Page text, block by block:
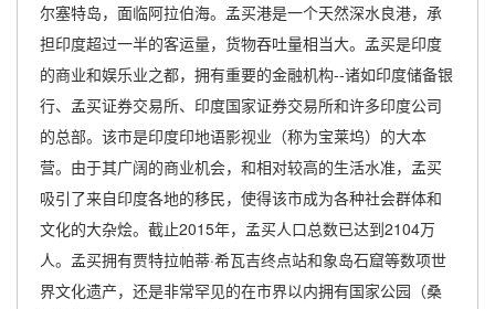
尔塞特岛，面临阿拉伯海。孟买港是一个天然深水良港，承
担印度超过一半的客运量，货物吞吐量相当大。孟买是印度
的商业和娱乐业之都，拥有重要的金融机构--诸如印度储备银
行、孟买证券交易所、印度国家证券交易所和许多印度公司
的总部。该市是印度印地语影视业（称为宝莱坞）的大本
营。由于其广阔的商业机会，和相对较高的生活水准，孟买
吸引了来自印度各地的移民，使得该市成为各种社会群体和
文化的大杂烩。截止2015年，孟买人口总数已达到2104万
人。孟买拥有贾特拉帕蒂·希瓦吉终点站和象岛石窟等数项世
界文化遗产，还是非常罕见的在市界以内拥有国家公园（桑